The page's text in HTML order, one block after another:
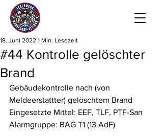
#44 Kontrolle gelöschter
Brand
18. Juni 2022 1 Min. Lesezeit
Gebäudekontrolle nach (von
Meldeerstattter) gelöschtem Brand
Eingesetzte Mittel: EEF, TLF, PTF-San
Alarmgruppe: BAG T1 (13 AdF)